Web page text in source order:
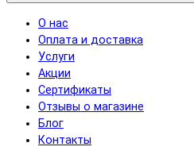
О нас
Оплата и доставка
Услуги
Акции
Сертификаты
Отзывы о магазине
Блог
Контакты